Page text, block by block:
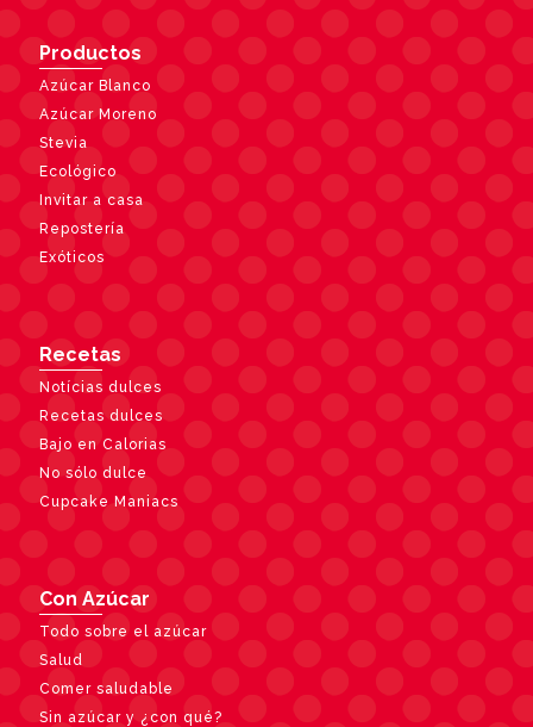
Productos
Azúcar Blanco
Azúcar Moreno
Stevia
Ecológico
Invitar a casa
Repostería
Exóticos
Recetas
Notícias dulces
Recetas dulces
Bajo en Calorias
No sólo dulce
Cupcake Maniacs
Con Azúcar
Todo sobre el azúcar
Salud
Comer saludable
Sin azúcar y ¿con qué?